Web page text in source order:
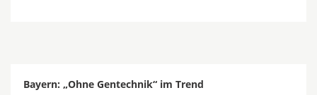
Bayern: „Ohne Gentechnik“ im Trend